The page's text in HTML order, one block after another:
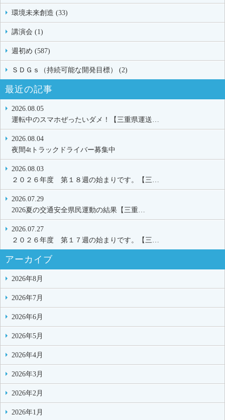
環境未来創造 (33)
講演会 (1)
週初め (587)
ＳＤＧｓ（持続可能な開発目標） (2)
最近の記事
2026.08.05
運転中のスマホぜったいダメ！【三重県運送…
2026.08.04
夜間4tトラックドライバー募集中
2026.08.03
２０２６年度 第１８週の始まりです。【三…
2026.07.29
2026夏の交通安全県民運動の結果【三重…
2026.07.27
２０２６年度 第１７週の始まりです。【三…
アーカイブ
2026年8月
2026年7月
2026年6月
2026年5月
2026年4月
2026年3月
2026年2月
2026年1月